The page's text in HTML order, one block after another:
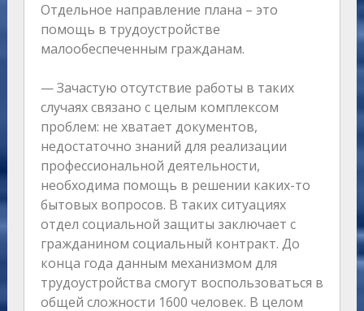
Отдельное направление плана – это
помощь в трудоустройстве
малообеспеченным гражданам.
— Зачастую отсутствие работы в таких
случаях связано с целым комплексом
проблем: не хватает документов,
недостаточно знаний для реализации
профессиональной деятельности,
необходима помощь в решении каких-то
бытовых вопросов. В таких ситуациях
отдел социальной защиты заключает с
гражданином социальный контракт. До
конца года данным механизмом для
трудоустройства смогут воспользоваться в
общей сложности 1600 человек. В целом